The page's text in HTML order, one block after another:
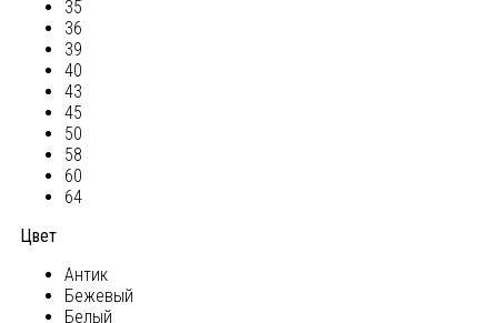
35
36
39
40
43
45
50
58
60
64
Цвет
Антик
Бежевый
Белый